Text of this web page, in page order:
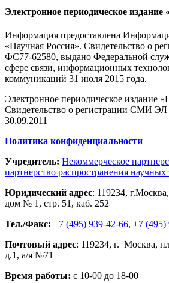
Электронное периодическое издание
Информация предоставлена
«Научная Россия». Свидетельство о
ФС77-62580, выдано Федеральной
сфере связи, информационных
коммуникаций 31 июля 2015 года.
Электронное периодическое издание
Свидетельство о регистрации СМИ
30.09.2011
Политика конфиденциальности
Учредитель: Некоммерческое
партнерство распространения научных
Юридический адрес: 119234, г.Москва,
дом № 1, стр. 51 , каб. 252
Тел./Факс: +7 (495) 939-42-66, +7 (495)
Почтовый адрес: 119234, г. Москва,
д.1 , а/я №71
Время работы: с 10-00 до 18-00